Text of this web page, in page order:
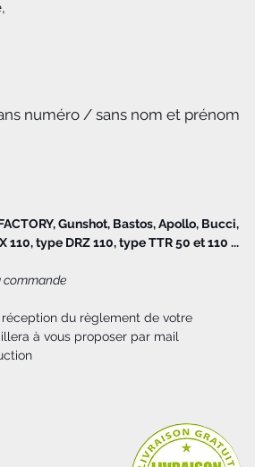
numéro / sans nom et prénom
FACTORY, Gunshot, Bastos, Apollo, Bucci,
110, type DRZ 110, type TTR 50 et 110 ...
commande
réception du règlement de votre
à vous proposer par mail